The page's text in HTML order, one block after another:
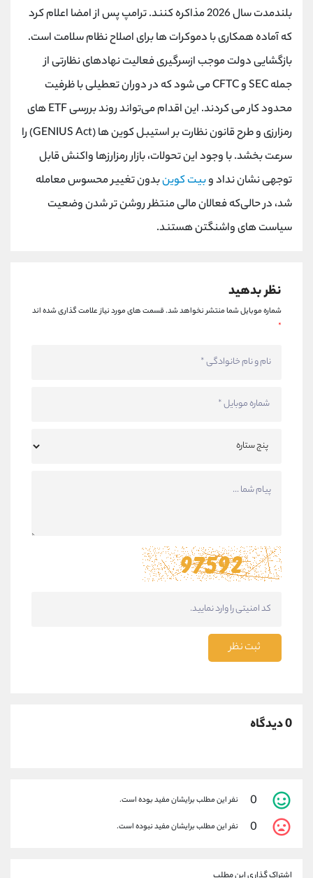
بلندمدت سال 2026 مذاکره کنند. ترامپ پس از امضا اعلام کرد
که آماده همکاری با دموکرات ها برای اصلاح نظام سلامت است.
بازگشایی دولت موجب ازسرگیری فعالیت نهادهای نظارتی از
جمله SEC و CFTC می شود که در دوران تعطیلی با ظرفیت
محدود کار می کردند. این اقدام می‌تواند روند بررسی ETF های
رمزارزی و طرح قانون نظارت بر استیبل کوین ها (GENIUS Act) را
سرعت بخشد. با وجود این تحولات، بازار رمزارزها واکنش قابل
توجهی نشان نداد وبیت کوینبدون تغییر محسوس معامله
شد، در حالی‌که فعالان مالی منتظر روشن تر شدن وضعیت
سیاست های واشنگتن هستند.
نظر بدهید
شماره موبایل شما منتشر نخواهد شد.قسمت های مورد نیاز علامت گذاری شده اند
*
ثبت نظر
0 دیدگاه
0 نفر این مطلب برایشان مفید بوده است.
0 نفر این مطلب برایشان مفید نبوده است.